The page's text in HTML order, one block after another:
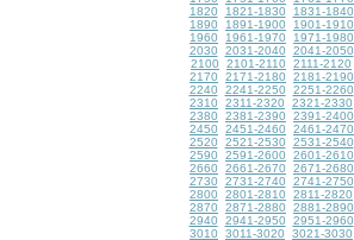
1820
1821-1830 1831-1840
1890
1891-1900 1901-1910
1960
1961-1970 1971-1980
2030
2031-2040 2041-2050
2100
2101-2110 2111-2120
2170
2171-2180 2181-2190
2240
2241-2250 2251-2260
2310
2311-2320 2321-2330
2380
2381-2390 2391-2400
2450
2451-2460 2461-2470
2520
2521-2530 2531-2540
2590
2591-2600 2601-2610
2660
2661-2670 2671-2680
2730
2731-2740 2741-2750
2800
2801-2810 2811-2820
2870
2871-2880 2881-2890
2940
2941-2950 2951-2960
3010
3011-3020 3021-3030